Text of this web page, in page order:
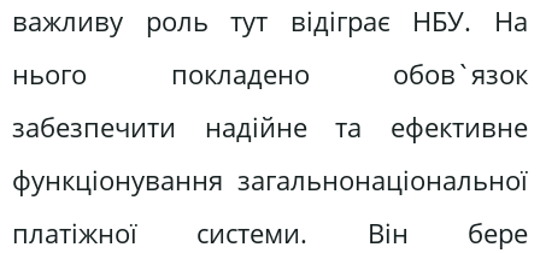
важливу роль тут відіграє НБУ. На
нього покладено обов`язок
забезпечити надійне та ефективне
функціонування загальнонаціональної
платіжної системи. Він бере